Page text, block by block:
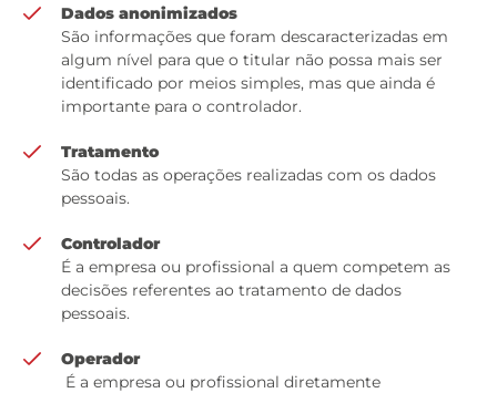
Dados anonimizados
São informações que foram descaracterizadas em
algum nível para que o titular não possa mais ser
identificado por meios simples, mas que ainda é
importante para o controlador.
Tratamento
São todas as operações realizadas com os dados
pessoais.
Controlador
É a empresa ou profissional a quem competem as
decisões referentes ao tratamento de dados
pessoais.
Operador
É a empresa ou profissional diretamente